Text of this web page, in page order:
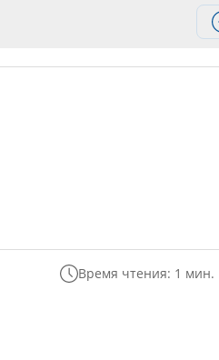
Время чтения: 1 мин.